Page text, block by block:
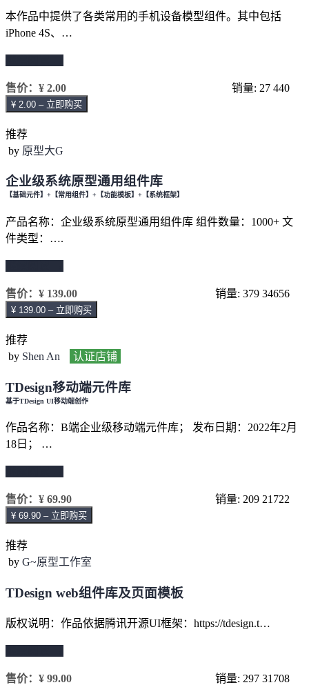
本作品中提供了各类常用的手机设备模型组件。其中包括
iPhone 4S、…
售价： ¥ 2.00 销量: 27 440
¥ 2.00 – 立即购买
推荐
by 原型大G
企业级系统原型通用组件库
【基础元件】+【常用组件】+【功能模板】+【系统框架】
产品名称：企业级系统原型通用组件库 组件数量：1000+ 文
件类型：….
售价： ¥ 139.00 销量: 379 34656
¥ 139.00 – 立即购买
推荐
by Shen An 认证店铺
TDesign移动端元件库
基于TDesign UI移动端创作
作品名称：B端企业级移动端元件库； 发布日期：2022年2月
18日； …
售价： ¥ 69.90 销量: 209 21722
¥ 69.90 – 立即购买
推荐
by G~原型工作室
TDesign web组件库及页面模板
版权说明：作品依据腾讯开源UI框架：https://tdesign.t…
售价： ¥ 99.00 销量: 297 31708